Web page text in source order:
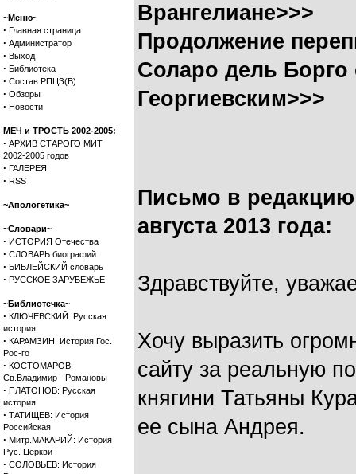
~Меню~
· Главная страница
· Администратор
· Выход
· Библиотека
· Состав РПЦЗ(В)
· Обзоры
· Новости
МЕЧ и ТРОСТЬ 2002-2005:
· АРХИВ СТАРОГО МИТ
2002-2005 годов
· ГАЛЕРЕЯ
· RSS
~Апологетика~
~Словари~
· ИСТОРИЯ Отечества
· СЛОВАРЬ биографий
· БИБЛЕЙСКИЙ словарь
· РУССКОЕ ЗАРУБЕЖЬЕ
~Библиотечка~
· КЛЮЧЕВСКИЙ: Русская
история
· КАРАМЗИН: История Гос.
Рос-го
· КОСТОМАРОВ:
Св.Владимир - Романовы
· ПЛАТОНОВ: Русская
история
· ТАТИЩЕВ: История
Российская
· Митр.МАКАРИЙ: История
Рус. Церкви
· СОЛОВЬЕВ: История
Врангелиане>>>
Продолжение
Соларо дель
Георгиевским>>>
Письмо в
августа 2013 года:
Здравствуйте,
Хочу выразить
сайту за реальную
княгини Татьяны
ее сына Андрея.